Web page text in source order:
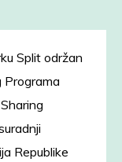
Split održan
Republike